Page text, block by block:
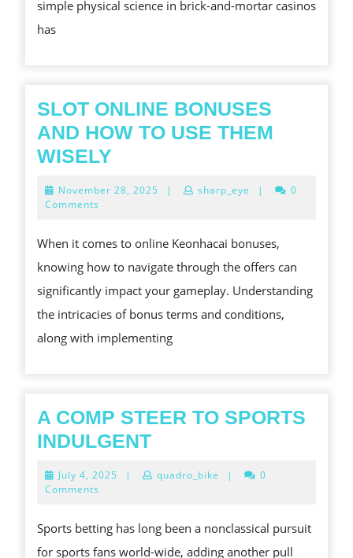
THE
IN
DIGITAL
SLOTS
simple physical science in brick-and-mortar casinos
has
SLOT ONLINE BONUSES
AND HOW TO USE THEM
WISELY
BONUSES
HOW
TO
USE
THEM
WISELY
November 28, 2025 November
| sharp_eye |
0
Comments
When it comes to online Keonhacai bonuses,
knowing how to navigate through the offers can
significantly impact your gameplay. Understanding
the intricacies of bonus terms and conditions,
along with implementing
A COMP STEER TO SPORTS
INDULGENTA
STEER
SPORTS
July 4, 2025 July| quadro_bike |
0
Comments
Sports betting has long been a nonclassical pursuit
for sports fans world-wide, adding another pull